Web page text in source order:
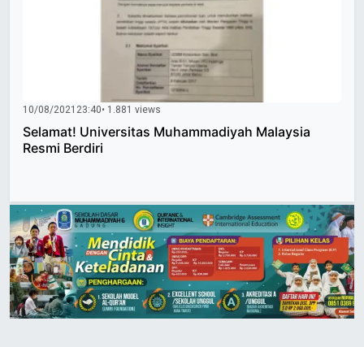
10/08/2021 23:40• 1.881 views
Selamat! Universitas Muhammadiyah Malaysia
Resmi Berdiri